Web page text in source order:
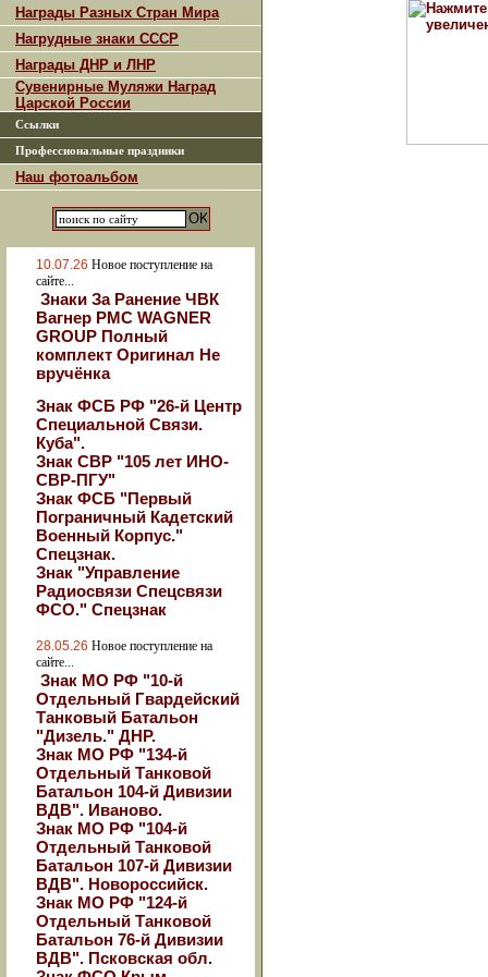
Награды Разных Стран Мира
Нагрудные знаки СССР
Награды ДНР и ЛНР
Сувенирные Муляжи Наград
Царской России
Ссылки
Профессиональные праздники
Наш фотоальбом
10.07.26 Новое поступление на
сайте...
Знаки За Ранение ЧВК
Вагнер РМС WAGNER
GROUP Полный
комплект Оригинал Не
вручёнка
Знак ФСБ РФ "26-й Центр
Специальной Связи.
Куба".
Знак СВР "105 лет ИНО-
СВР-ПГУ"
Знак ФСБ "Первый
Пограничный Кадетский
Военный Корпус."
Спецзнак.
Знак "Управление
Радиосвязи Спецсвязи
ФСО." Спецзнак
28.05.26 Новое поступление на
сайте...
Знак МО РФ "10-й
Отдельный Гвардейский
Танковый Батальон
"Дизель." ДНР.
Знак МО РФ "134-й
Отдельный Танковой
Батальон 104-й Дивизии
ВДВ". Иваново.
Знак МО РФ "104-й
Отдельный Танковой
Батальон 107-й Дивизии
ВДВ". Новороссийск.
Знак МО РФ "124-й
Отдельный Танковой
Батальон 76-й Дивизии
ВДВ". Псковская обл.